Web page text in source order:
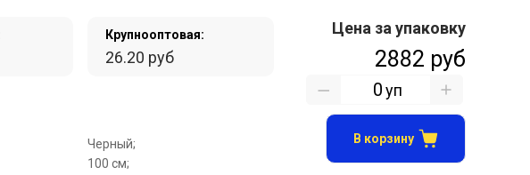
Крупнооптовая:
26.20 руб
Черный;
100 см;
Цена за упаковку
2882 руб
уп
В корзину